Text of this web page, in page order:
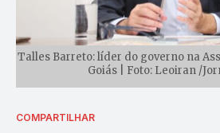
Talles Barreto: líder do governo na
Goiás | Foto: Leoiran /
COMPARTILHAR